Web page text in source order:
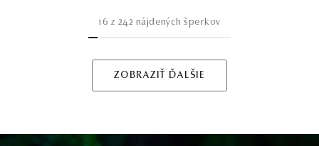
16 z 242 nájdených šperkov
ZOBRAZIŤ ĎALŠIE